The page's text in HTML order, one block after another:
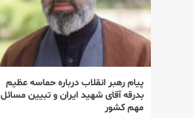
پیام رهبر انقلاب درباره حماسه عظیم
بدرقه آقای شهید ایران و تبیین مسائل
مهم کشور